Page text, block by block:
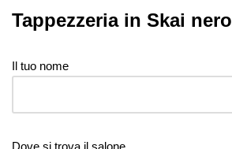
Tappezzeria in Skai nero
Il tuo nome
Dove si trova il salone